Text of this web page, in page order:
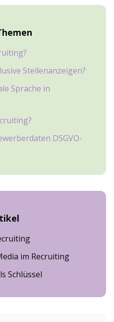
Stellenanzeigen?
Sprache in
DSGVO-
im Recruiting
Schlüssel